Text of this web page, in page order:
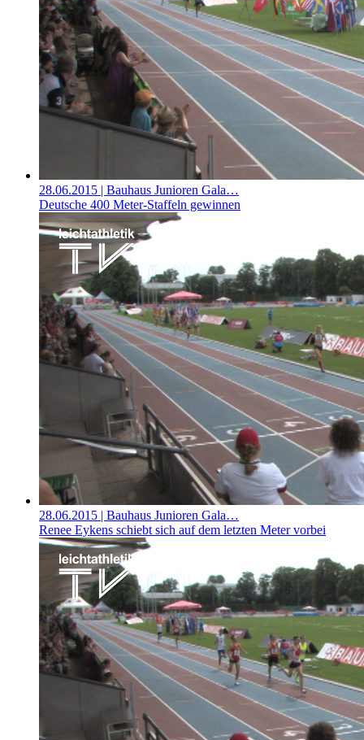
28.06.2015 | Bauhaus Junioren Gala…
Deutsche 400 Meter-Staffeln gewinnen
28.06.2015 | Bauhaus Junioren Gala…
Renee Eykens schiebt sich auf dem letzten Meter vorbei